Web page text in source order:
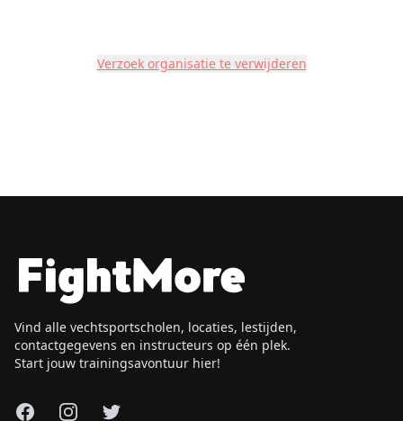
Verzoek organisatie te verwijderen
Vind alle vechtsportscholen, locaties, lestijden,
contactgegevens en instructeurs op één plek.
Start jouw trainingsavontuur hier!
FacebookInstagram
X